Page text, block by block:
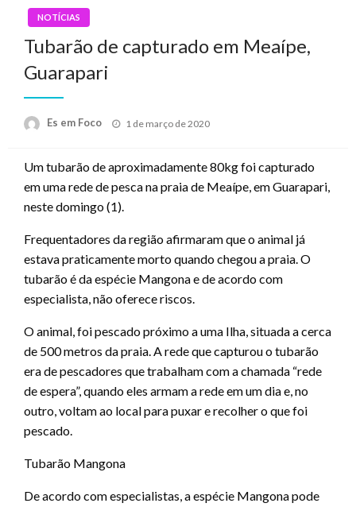
NOTÍCIAS
Tubarão de capturado em Meaípe,
Guarapari
Es em Foco
Posted
1 de março de 2020
Um tubarão de aproximadamente 80kg foi capturado
em uma rede de pesca na praia de Meaípe, em Guarapari,
neste domingo (1).
Frequentadores da região afirmaram que o animal já
estava praticamente morto quando chegou a praia. O
tubarão é da espécie Mangona e de acordo com
especialista, não oferece riscos.
O animal, foi pescado próximo a uma Ilha, situada a cerca
de 500 metros da praia. A rede que capturou o tubarão
era de pescadores que trabalham com a chamada “rede
de espera”, quando eles armam a rede em um dia e, no
outro, voltam ao local para puxar e recolher o que foi
pescado.
Tubarão Mangona
De acordo com especialistas, a espécie Mangona pode